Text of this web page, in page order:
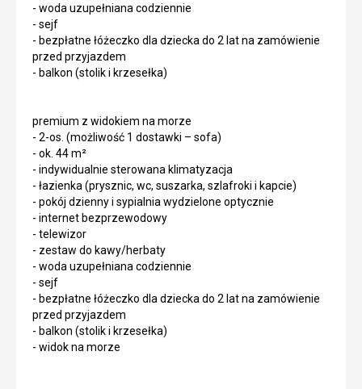
- woda uzupełniana codziennie
- sejf
- bezpłatne łóżeczko dla dziecka do 2 lat na zamówienie
przed przyjazdem
- balkon (stolik i krzesełka)
premium z widokiem na morze
- 2-os. (możliwość 1 dostawki – sofa)
- ok. 44 m²
- indywidualnie sterowana klimatyzacja
- łazienka (prysznic, wc, suszarka, szlafroki i kapcie)
- pokój dzienny i sypialnia wydzielone optycznie
- internet bezprzewodowy
- telewizor
- zestaw do kawy/herbaty
- woda uzupełniana codziennie
- sejf
- bezpłatne łóżeczko dla dziecka do 2 lat na zamówienie
przed przyjazdem
- balkon (stolik i krzesełka)
- widok na morze